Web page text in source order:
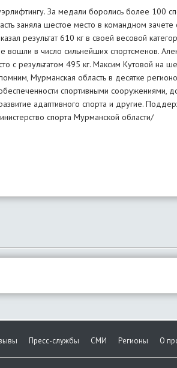
За медали боролись более 100
заняла шестое место в командном
результат 610 кг в своей весовой
в число сильнейших спортсменов.
с результатом 495 кг. Максим Кутовой на
Мурманская область в десятке
спортивными сооружениями,
адаптивного спорта и другие.
спорта Мурманской области/
Пресс-службы СМИ Регионы О